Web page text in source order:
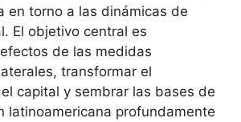
en torno a las dinámicas de
El objetivo central es
de las medidas
transformar el
capital y sembrar las bases de
latinoamericana profundamente